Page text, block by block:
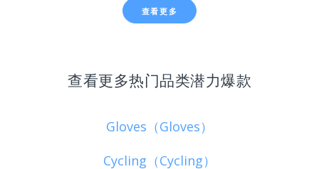
查看更多
查看更多热门品类潜力爆款
Gloves（Gloves）
Cycling（Cycling）